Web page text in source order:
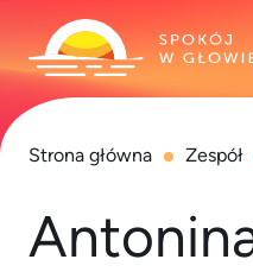
Strona główna Zespół